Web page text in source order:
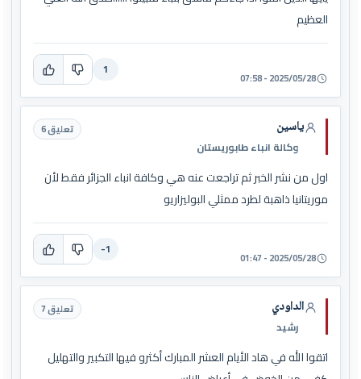
العظيم
2025/05/28 - 07:58
1
ياسين
وكالة انباء طابوريستان
تعليق 6
اول من نشر الخبر ثم تراجعت عنه هي وكافة انباء الجزائر فقط لأن
موريتانيا ذاهبة لطرد ممثلي البوليزاريو
2025/05/28 - 01:47
-1
الداودي
رشيد
تعليق 7
اتقوا الله في هاد الأيام العشر المبارك أكثرو فيها التكبير والتهليل